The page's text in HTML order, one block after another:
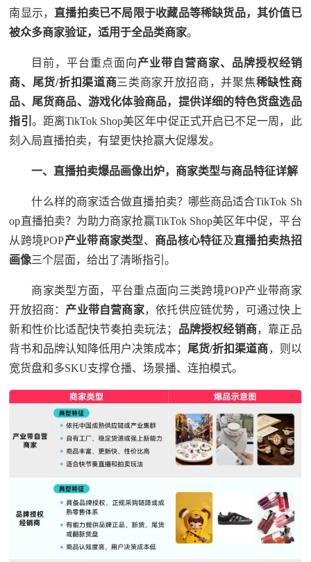
南显示， 直播拍卖已不局限于收藏品等稀缺货品，其价值已
被众多商家验证，适用于全品类商家。
目前，平台重点面向产业带自营商家、品牌授权经销
商、尾货/折扣渠道商三类商家开放招商，并聚焦稀缺性商
品、尾货商品、游戏化体验商品，提供详细的特色货盘选品
指引 。距离TikTok Shop美区年中促正式开启已不足一周，此
刻入局直播拍卖，有望更快抢赢大促爆发。
一、直播拍卖爆品画像出炉，商家类型与商品特征详解
什么样的商家适合做直播拍卖？哪些商品适合TikTok Sh
op直播拍卖？为助力商家抢赢TikTok Shop美区年中促，平台
从跨境POP产业带商家类型、 商品核心特征及直播拍卖热招
画像三个层面，给出了清晰指引。
商家类型方面，平台重点面向三类跨境POP产业带商家
开放招商： 产业带自营商家，依托供应链优势，可通过快上
新和性价比适配快节奏拍卖玩法； 品牌授权经销商，靠正品
背书和品牌认知降低用户决策成本； 尾货/折扣渠道商，则以
宽货盘和多SKU支撑仓播、场景播、连拍模式。